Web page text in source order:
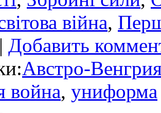
війна,
| Добавить
Австро-
война, униформа